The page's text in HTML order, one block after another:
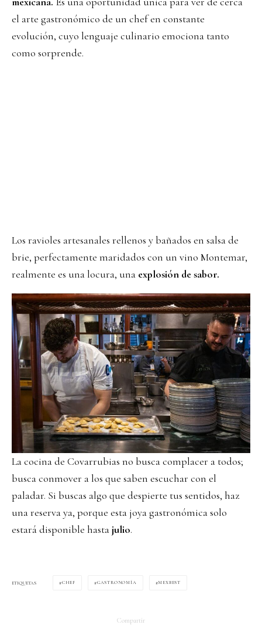
el arte gastronómico de un chef en constante
evolución, cuyo lenguaje culinario emociona tanto
como sorprende.
Los ravioles artesanales rellenos y bañados en salsa de
brie, perfectamente maridados con un vino Montemar,
realmente es una locura, una explosión de sabor.
La cocina de Covarrubias no busca complacer a todos;
busca conmover a los que saben escuchar con el
paladar. Si buscas algo que despierte tus sentidos, haz
una reserva ya, porque esta joya gastronómica solo
estará disponible hastajulio.
ETIQUETAS CHEF GASTRONOMÍA MEXBEST
Compartir